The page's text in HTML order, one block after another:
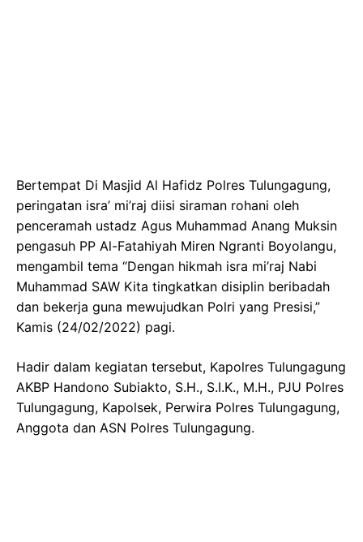
Bertempat Di Masjid Al Hafidz Polres Tulungagung,
peringatan isra’ mi’raj diisi siraman rohani oleh
penceramah ustadz Agus Muhammad Anang Muksin
pengasuh PP Al-Fatahiyah Miren Ngranti Boyolangu,
mengambil tema “Dengan hikmah isra mi’raj Nabi
Muhammad SAW Kita tingkatkan disiplin beribadah
dan bekerja guna mewujudkan Polri yang Presisi,”
Kamis (24/02/2022) pagi.
Hadir dalam kegiatan tersebut, Kapolres Tulungagung
AKBP Handono Subiakto, S.H., S.I.K., M.H., PJU Polres
Tulungagung, Kapolsek, Perwira Polres Tulungagung,
Anggota dan ASN Polres Tulungagung.